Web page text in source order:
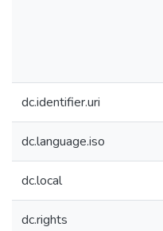
dc.identifier.uri
dc.language.iso
dc.local
dc.rights